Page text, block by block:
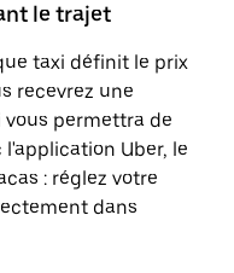
le trajet
taxi définit le prix
recevrez une
permettra de
Uber, le
: réglez votre
dans